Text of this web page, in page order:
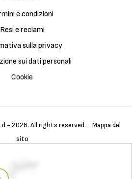
e condizioni
Resi e reclami
sulla privacy
sui dati personali
Cookie
- 2026. All rights reserved.
Mappa del
sito